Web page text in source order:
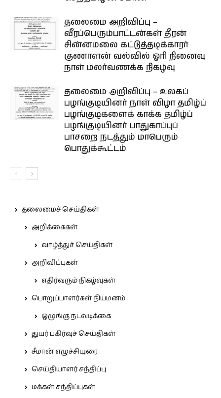
தலைமை அறிவிப்பு –
வீரப்பெரும்பாட்டன்கள் தீரன்
சின்னமலை கட்டுத்தடிக்காரர்
குணாளன் வல்வில் ஓரி நினைவு
நாள் மலர்வணக்க நிகழ்வு
தலைமை அறிவிப்பு – உலகப்
பழங்குடியினர் நாள் விழா தமிழ்ப்
பழங்குடிகளைக் காக்க தமிழ்ப்
பழங்குடியினர் பாதுகாப்புப்
பாசறை நடத்தும் மாபெரும்
பொதுக்கூட்டம்
தலைமைச் செய்திகள்
அறிக்கைகள்
வாழ்த்துச் செய்திகள்
அறிவிப்புகள்
எதிர்வரும் நிகழ்வுகள்
பொறுப்பாளர்கள் நியமனம்
ஒழுங்கு நடவடிக்கை
துயர் பகிர்வுச் செய்திகள்
சீமான் எழுச்சியுரை
செய்தியாளர் சந்திப்பு
மக்கள் சந்திப்புகள்